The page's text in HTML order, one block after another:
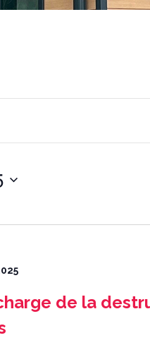
de la